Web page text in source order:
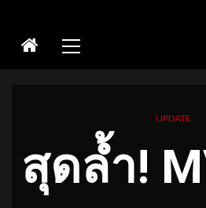
Menu
UPDATE
สุดล้ำ!